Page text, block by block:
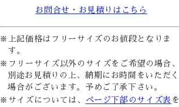
お問合せ・お見積りはこちら
※上記価格はフリーサイズのお値段となりま
す。
※フリーサイズ以外のサイズをご希望の場合、
別途お見積りの上、納期にお時間をいただく
場合がございます。予めご了承下さい。
※サイズについては、 ページ下部のサイズ表 を